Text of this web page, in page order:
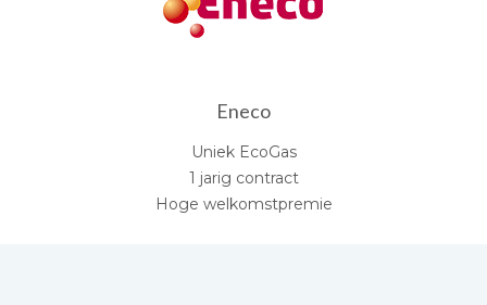
Eneco
Uniek EcoGas
1 jarig contract
Hoge welkomstpremie